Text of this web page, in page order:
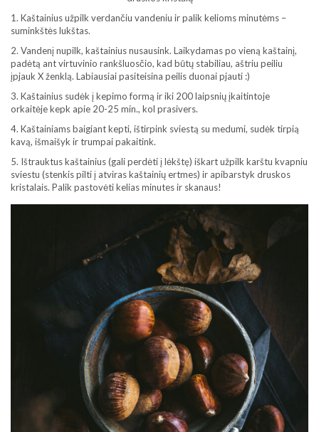
1. Kaštainius užpilk verdančiu vandeniu ir palik kelioms minutėms –
suminkštės lukštas.
2. Vandenį nupilk, kaštainius nusausink. Laikydamas po vieną kaštainį,
padėtą ant virtuvinio rankšluosčio, kad būtų stabiliau, aštriu peiliu
įpjauk X ženklą. Labiausiai pasiteisina peilis duonai pjauti :)
3. Kaštainius sudėk į kepimo formą ir iki 200 laipsnių įkaitintoje
orkaitėje kepk apie 20-25 min., kol prasivers.
4. Kaštainiams baigiant kepti, ištirpink sviestą su medumi, sudėk tirpią
kavą, išmaišyk ir trumpai pakaitink.
5. Ištrauktus kaštainius (gali perdėti į lėkštę) iškart užpilk karštu kvapniu
sviestu (stenkis pilti į atviras kaštainių ertmes) ir apibarstyk druskos
kristalais. Palik pastovėti kelias minutes ir skanaus!